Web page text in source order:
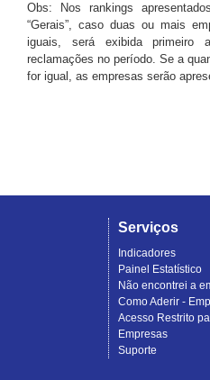
Obs: Nos rankings
“Gerais”, caso duas ou mais
iguais, será exibida primeiro
reclamações no período. Se a
for igual, as empresas serão
Serviços
Indicadores
Painel Estatístico
Não encontrei a
Como Aderir -
Acesso Restrito
Empresas
Suporte